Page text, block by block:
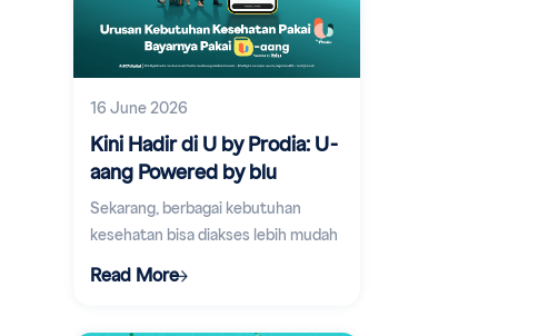
16 June 2026
Kini Hadir di U by Prodia: U-
aang Powered by blu
Sekarang, berbagai kebutuhan
kesehatan bisa diakses lebih mudah
lewat aplikasi digital.
Read More